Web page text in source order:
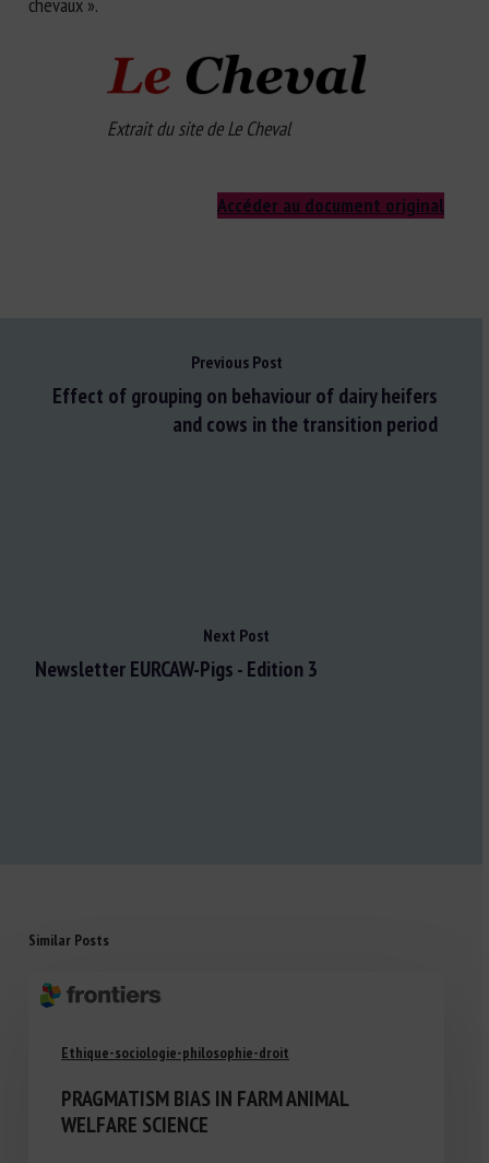
Extrait du site de Le Cheval
Accéder au document original
Previous Post
Effect of grouping on behaviour of dairy heifers
and cows in the transition period
Next Post
Newsletter EURCAW-Pigs - Edition 3
Similar Posts
Ethique-sociologie-philosophie-droit
PRAGMATISM BIAS IN FARM ANIMAL
WELFARE SCIENCE